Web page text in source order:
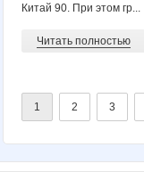
Китай 90. При этом гр...
Читать полностью
1 2 3